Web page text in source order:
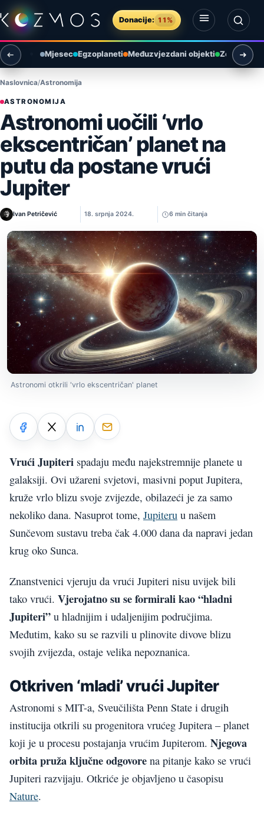
Preskoči na sadržaj
Donacije: 11%
Otvori izbornik
Otvori pretragu
Mjesec Egzoplaneti Međuzvjezdani objekti Zemlja i
Naslovnica Astronomija
ASTRONOMIJA
Astronomi uočili ‘vrlo
ekscentričan’ planet na
putu da postane vrući
Jupiter
Ivan Petričević 18. srpnja 2024. 6 min čitanja
Astronomi otkrili 'vrlo ekscentričan' planet
Vrući Jupiteri spadaju među najekstremnije planete u
galaksiji. Ovi užareni svjetovi, masivni poput Jupitera,
kruže vrlo blizu svoje zvijezde, obilazeći je za samo
nekoliko dana. Nasuprot tome, Jupiteru u našem
Sunčevom sustavu treba čak 4.000 dana da napravi jedan
krug oko Sunca.
Znanstvenici vjeruju da vrući Jupiteri nisu uvijek bili
tako vrući. Vjerojatno su se formirali kao “hladni
Jupiteri” u hladnijim i udaljenijim područjima.
Međutim, kako su se razvili u plinovite divove blizu
svojih zvijezda, ostaje velika nepoznanica.
Otkriven ‘mladi’ vrući Jupiter
Astronomi s MIT-a, Sveučilišta Penn State i drugih
institucija otkrili su progenitora vrućeg Jupitera – planet
koji je u procesu postajanja vrućim Jupiterom. Njegova
orbita pruža ključne odgovore na pitanje kako se vrući
Jupiteri razvijaju. Otkriće je objavljeno u časopisu
Nature.